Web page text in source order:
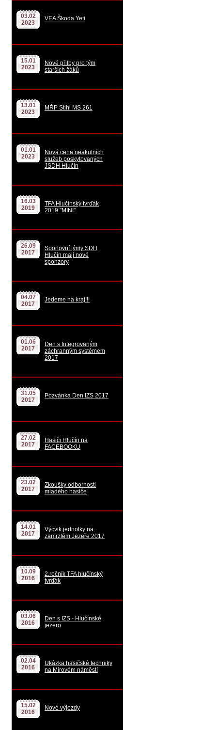
03.02
2023
VEA Škoda Yeti
15.01
2023
Nové přilby pro tým
starších žáků
13.01
2023
MŘP Stihl MS 261
01.01
2023
Nová cena neakutních
služeb poskytovaných
JSDH Hlučín
16.03
2019
TFA Hlučínský tvrďák
2019 "MINI"
26.09
2017
Sportovní týmy SDH
Hlučín mají nové
sponzory
04.07
2017
Jedeme na kraj!!!
01.06
2017
Den s Integrovaným
záchranným systémem
2017
31.05
2017
Pozvánka Den IZS 2017
27.02
2017
Hasiči Hlučín na
FACEBOOKU
23.02
2017
Zkoušky odbornosti
mladého hasiče
14.01
2017
Výcvik jednotky na
zamrzlém Jezeře 2017
10.09
2016
2.ročník TFA hlučínský
tvrďák
03.06
2016
Den s IZS - Hlučínské
jezero
02.04
2016
Ukázka hasičské techniky
na Mírovém náměstí
15.02
2016
Nové výjezdy